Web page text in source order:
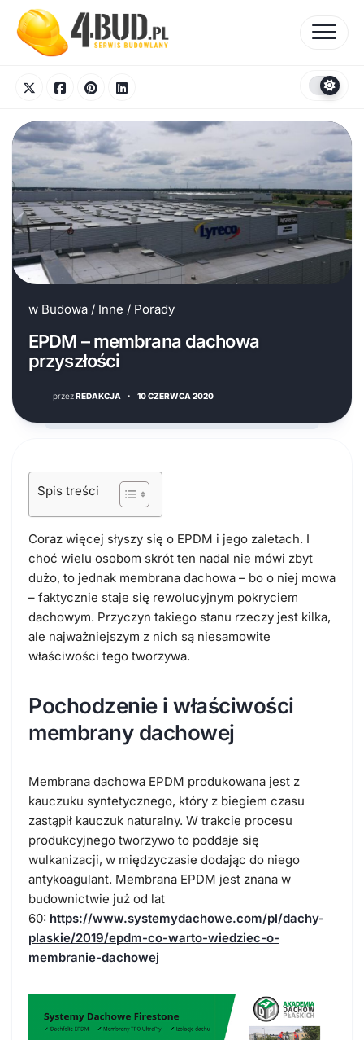
content
w Budowa / Inne / Porady
EPDM – membrana dachowa
przyszłości
przezREDAKCJA · 10 CZERWCA 2020
Spis treści
Coraz więcej słyszy się o EPDM i jego zaletach. I
choć wielu osobom skrót ten nadal nie mówi zbyt
dużo, to jednak membrana dachowa – bo o niej mowa
– faktycznie staje się rewolucyjnym pokryciem
dachowym. Przyczyn takiego stanu rzeczy jest kilka,
ale najważniejszym z nich są niesamowite
właściwości tego tworzywa.
Pochodzenie i właściwości
membrany dachowej
Membrana dachowa EPDM produkowana jest z
kauczuku syntetycznego, który z biegiem czasu
zastąpił kauczuk naturalny. W trakcie procesu
produkcyjnego tworzywo to poddaje się
wulkanizacji, w międzyczasie dodając do niego
antykoagulant. Membrana EPDM jest znana w
budownictwie już od lat
60: https://www.systemydachowe.com/pl/dachy-
plaskie/2019/epdm-co-warto-wiedziec-o-
membranie-dachowej